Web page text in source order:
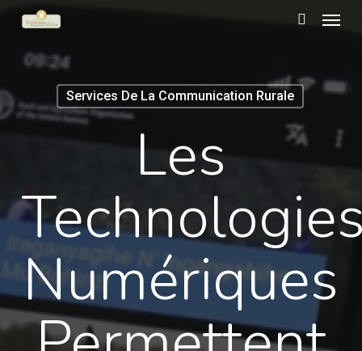
Skip
main
Services De La Communication Rurale
Les
Numériques